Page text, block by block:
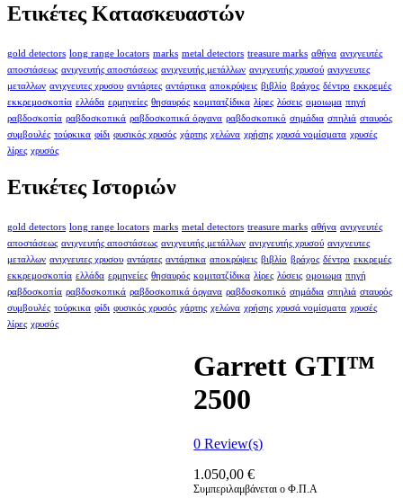
Ετικέτες Κατασκευαστών
gold detectors long range locators marks metal detectors treasure marks αθήνα ανιχνευτές
αποστάσεως ανιχνευτής αποστάσεως ανιχνευτής μετάλλων ανιχνευτής χρυσού ανιχνευτες
μεταλλων ανιχνευτες χρυσου αντάρτες αντάρτικα αποκρύψεις βιβλίο βράχος δέντρο εκκρεμές
εκκρεμοσκοπία ελλάδα ερμηνείες θησαυρός κομιτατζίδικα λίρες λύσεις ομοιωμα πηγή
ραβδοσκοπία ραβδοσκοπικά ραβδοσκοπικά όργανα ραβδοσκοπικό σημάδια σπηλιά σταυρός
συμβουλές τούρκικα φίδι φυσικός χρυσός χάρτης χελώνα χρήσης χρυσά νομίσματα χρυσές
λίρες χρυσός
Ετικέτες Ιστοριών
gold detectors long range locators marks metal detectors treasure marks αθήνα ανιχνευτές
αποστάσεως ανιχνευτής αποστάσεως ανιχνευτής μετάλλων ανιχνευτής χρυσού ανιχνευτες
μεταλλων ανιχνευτες χρυσου αντάρτες αντάρτικα αποκρύψεις βιβλίο βράχος δέντρο εκκρεμές
εκκρεμοσκοπία ελλάδα ερμηνείες θησαυρός κομιτατζίδικα λίρες λύσεις ομοιωμα πηγή
ραβδοσκοπία ραβδοσκοπικά ραβδοσκοπικά όργανα ραβδοσκοπικό σημάδια σπηλιά σταυρός
συμβουλές τούρκικα φίδι φυσικός χρυσός χάρτης χελώνα χρήσης χρυσά νομίσματα χρυσές
λίρες χρυσός
Garrett GTI™
2500
0 Review(s)
1.050,00€
Συμπεριλαμβάνεται ο Φ.Π.Α